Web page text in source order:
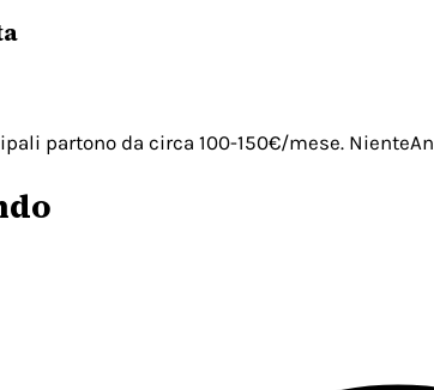
partono da circa 100-150€/mese.